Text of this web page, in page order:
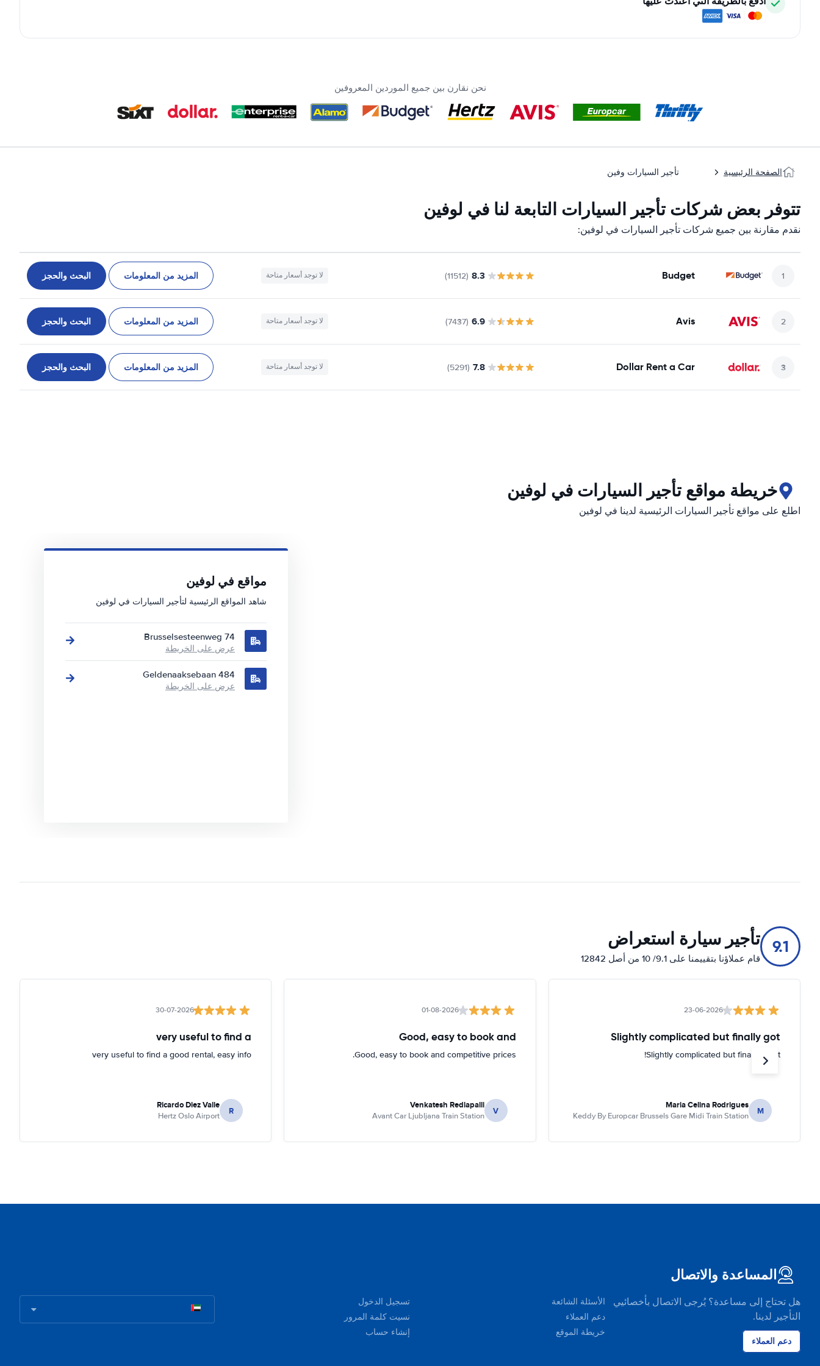
نحن نقارن بين جميع الموردين المعروفين
الصفحة الرئيسية تأجير السيارات وفين
تتوفر بعض شركات تأجير السيارات التابعة لنا في لوفين
نقدم مقارنة بين جميع شركات تأجير السيارات في لوفين:
Budget
8.3
(11512) لا توجد أسعار متاحة المزيد من المعلومات البحث والحجز
Avis
6.9
(7437) لا توجد أسعار متاحة المزيد من المعلومات البحث والحجز
Dollar Rent a Car
7.8
(5291) لا توجد أسعار متاحة المزيد من المعلومات البحث والحجز
خريطة مواقع تأجير السيارات في لوفين
اطلع على مواقع تأجير السيارات الرئيسية لدينا في لوفين
مواقع في لوفين
شاهد المواقع الرئيسية لتأجير السيارات في لوفين
Brusselsesteenweg 74
عرض على الخريطة
Geldenaaksebaan 484
عرض على الخريطة
9.1 تأجير سيارة استعراض
قام عملاؤنا بتقييمنا على 9.1/ 10 من أصل 12842
23-06-2026
Slightly complicated but finally got
Slightly complicated but finally got it!
M
Maria Celina Rodrigues
Keddy By Europcar Brussels Gare Midi Train Station
01-08-2026
Good, easy to book and
Good, easy to book and competitive prices.
V
Venkatesh Redlapalli
Avant Car Ljubljana Train Station
30-07-2026
very useful to find a
very useful to find a good rental, easy info
R
Ricardo Diez Valle
Hertz Oslo Airport
المساعدة والاتصال
هل تحتاج إلى مساعدة؟ يُرجى الاتصال بأخصائيي
التأجير لدينا.
دعم العملاء
الأسئلة الشائعة
دعم العملاء
خريطة الموقع
تسجيل الدخول
نسيت كلمة المرور
إنشاء حساب